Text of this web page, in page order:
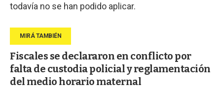
todavía no se han podido aplicar.
Fiscales se declararon en conflicto por
falta de custodia policial y reglamentación
del medio horario maternal